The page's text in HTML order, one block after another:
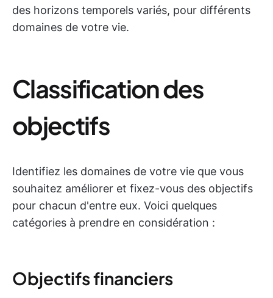
des horizons temporels variés, pour différents
domaines de votre vie.
Classification des
objectifs
Identifiez les domaines de votre vie que vous
souhaitez améliorer et fixez-vous des objectifs
pour chacun d'entre eux. Voici quelques
catégories à prendre en considération :
Objectifs financiers